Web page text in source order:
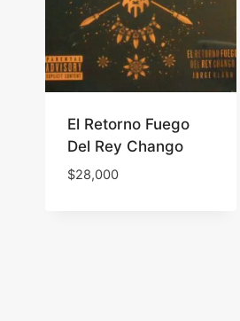
El Retorno Fuego
Del Rey Chango
$28,000